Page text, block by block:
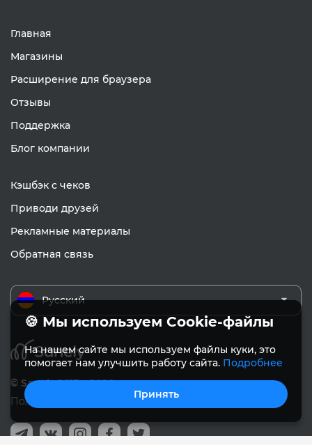
Главная
Магазины
Расширение для браузера
Отзывы
Поддержка
Блог компании
Кэшбэк с чеков
Приводи друзей
Рекламные материалы
Обратная связь
Русский
© Sanely 2017 – 2026
Пользовательское соглашение
🍪 Мы используем Cookie-файлы
На нашем сайте мы используем файлы куки, это
помогает нам улучшить работу сайта. Подробнее
Принять